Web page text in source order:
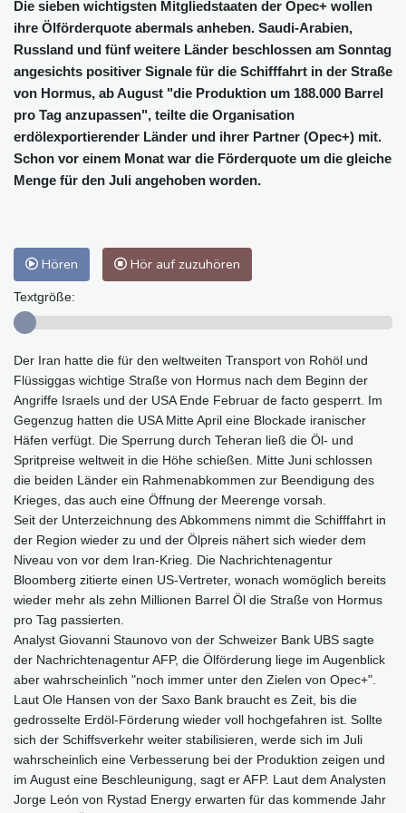
Die sieben wichtigsten Mitgliedstaaten der Opec+ wollen
ihre Ölförderquote abermals anheben. Saudi-Arabien,
Russland und fünf weitere Länder beschlossen am Sonntag
angesichts positiver Signale für die Schifffahrt in der Straße
von Hormus, ab August "die Produktion um 188.000 Barrel
pro Tag anzupassen", teilte die Organisation
erdölexportierender Länder und ihrer Partner (Opec+) mit.
Schon vor einem Monat war die Förderquote um die gleiche
Menge für den Juli angehoben worden.
Hören Hör auf zuzuhören
Textgröße:
Der Iran hatte die für den weltweiten Transport von Rohöl und
Flüssiggas wichtige Straße von Hormus nach dem Beginn der
Angriffe Israels und der USA Ende Februar de facto gesperrt. Im
Gegenzug hatten die USA Mitte April eine Blockade iranischer
Häfen verfügt. Die Sperrung durch Teheran ließ die Öl- und
Spritpreise weltweit in die Höhe schießen. Mitte Juni schlossen
die beiden Länder ein Rahmenabkommen zur Beendigung des
Krieges, das auch eine Öffnung der Meerenge vorsah.
Seit der Unterzeichnung des Abkommens nimmt die Schifffahrt in
der Region wieder zu und der Ölpreis nähert sich wieder dem
Niveau von vor dem Iran-Krieg. Die Nachrichtenagentur
Bloomberg zitierte einen US-Vertreter, wonach womöglich bereits
wieder mehr als zehn Millionen Barrel Öl die Straße von Hormus
pro Tag passierten.
Analyst Giovanni Staunovo von der Schweizer Bank UBS sagte
der Nachrichtenagentur AFP, die Ölförderung liege im Augenblick
aber wahrscheinlich "noch immer unter den Zielen von Opec+".
Laut Ole Hansen von der Saxo Bank braucht es Zeit, bis die
gedrosselte Erdöl-Förderung wieder voll hochgefahren ist. Sollte
sich der Schiffsverkehr weiter stabilisieren, werde sich im Juli
wahrscheinlich eine Verbesserung bei der Produktion zeigen und
im August eine Beschleunigung, sagt er AFP. Laut dem Analysten
Jorge León von Rystad Energy erwarten für das kommende Jahr